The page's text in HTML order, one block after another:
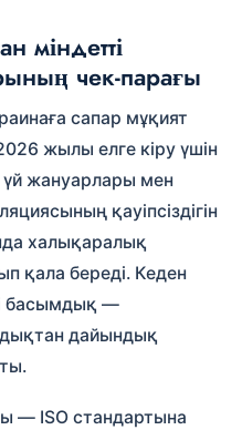
міндетті
чек-парағы
сапар мұқият
жылы елге кіру үшін
үй жануарлары мен
қауіпсіздігін
халықаралық
қала береді. Кеден
басымдық —
дайындық
— ISO стандартына